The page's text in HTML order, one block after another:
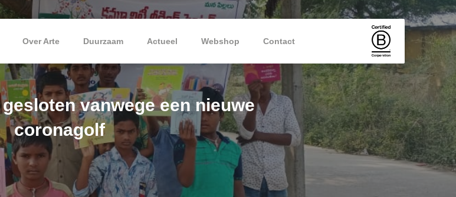
Over Arte Duurzaam Actueel Webshop Contact
vanwege een nieuwe
coronagolf